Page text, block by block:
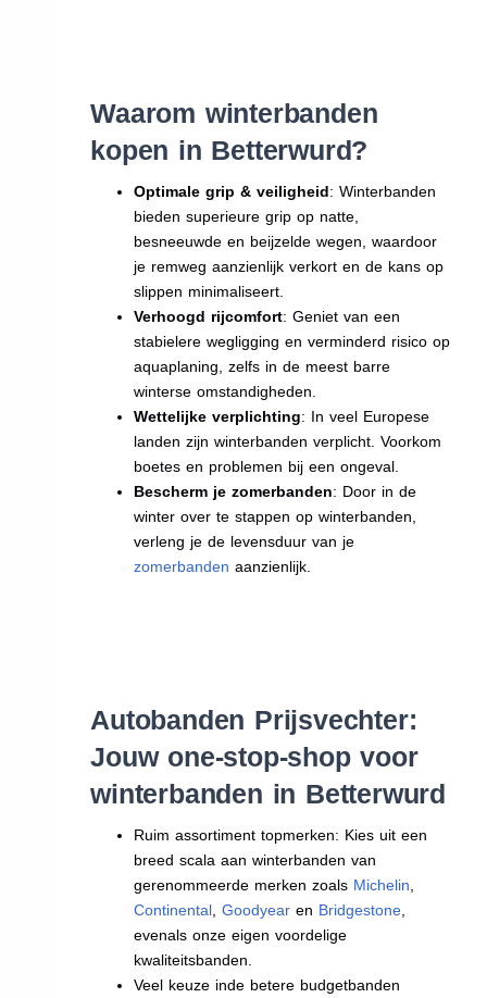
Waarom winterbanden
kopen in Betterwurd?
Optimale grip & veiligheid: Winterbanden
bieden superieure grip op natte,
besneeuwde en beijzelde wegen, waardoor
je remweg aanzienlijk verkort en de kans op
slippen minimaliseert.
Verhoogd rijcomfort: Geniet van een
stabielere wegligging en verminderd risico op
aquaplaning, zelfs in de meest barre
winterse omstandigheden.
Wettelijke verplichting: In veel Europese
landen zijn winterbanden verplicht. Voorkom
boetes en problemen bij een ongeval.
Bescherm je zomerbanden: Door in de
winter over te stappen op winterbanden,
verleng je de levensduur van je
zomerbanden aanzienlijk.
Autobanden Prijsvechter:
Jouw one-stop-shop voor
winterbanden in Betterwurd
Ruim assortiment topmerken: Kies uit een
breed scala aan winterbanden van
gerenommeerde merken zoals Michelin
Continental ,Goodyear en Bridgestone
evenals onze eigen voordelige
kwaliteitsbanden.
Veel keuze inde betere budgetbanden